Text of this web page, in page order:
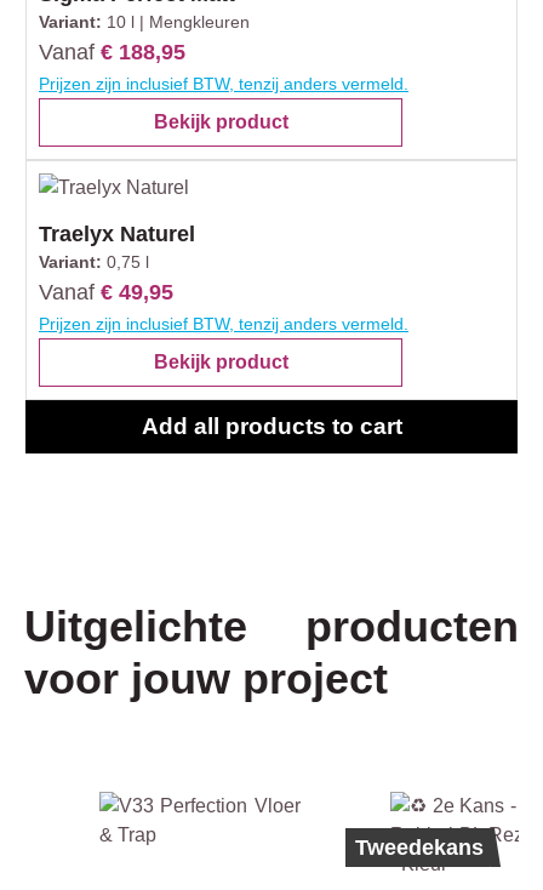
Variant: 10 l | Mengkleuren
Vanaf € 188,95
Prijzen zijn inclusief BTW, tenzij anders vermeld.
Bekijk product
Traelyx Naturel
Variant: 0,75 l
Vanaf € 49,95
Prijzen zijn inclusief BTW, tenzij anders vermeld.
Bekijk product
Add all products to cart
Uitgelichte producten
voor jouw project
Tweedekans